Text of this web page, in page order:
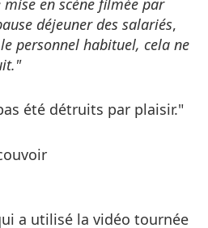
mise en scène filmée par
déjeuner des salariés,
personnel habituel, cela ne
été détruits par plaisir."
a utilisé la vidéo tournée